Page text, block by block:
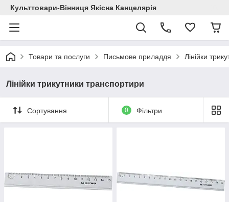
Культтовари-Вінниця Якісна Канцелярія
Товари та послуги Письмове приладдя Лінійки
Лінійки трикутники транспортири
Сортування 0 Фільтри